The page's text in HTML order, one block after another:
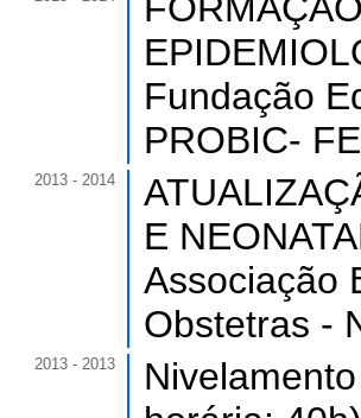
Fundação
PROBIC-
2013 - 2014
E
Associação
Obstetras -
2013 - 2013